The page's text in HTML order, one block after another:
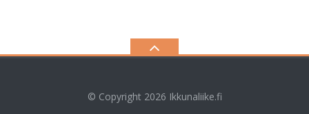
© Copyright 2026 Ikkunaliike.fi